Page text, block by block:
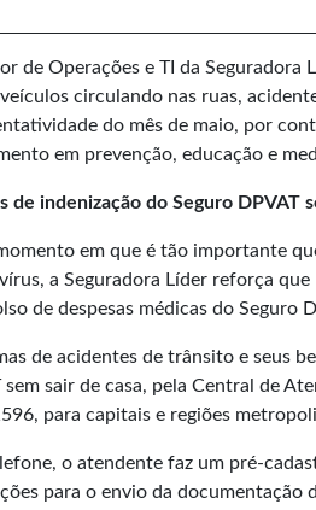
de Operações e TI da Seguradora
circulando nas ruas,
do mês de maio, por
em prevenção, educação e
de indenização do Seguro DPVAT
em que é tão importante
a Seguradora Líder reforça
de despesas médicas do Seguro
de acidentes de trânsito e seus
sem sair de casa, pela Central de
para capitais e regiões
o atendente faz um pré-
para o envio da documentação